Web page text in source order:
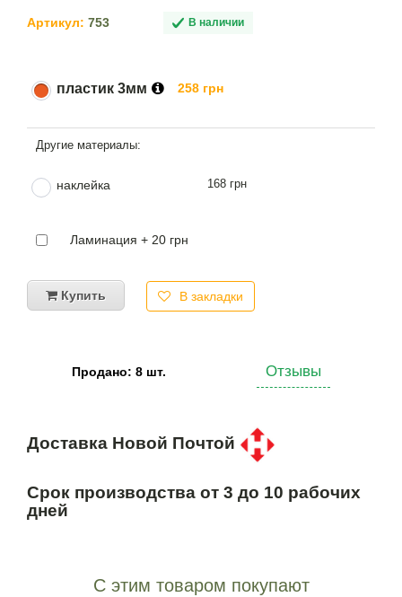
Артикул: 753 В наличии
пластик 3мм 258 грн
наклейка 168 грн
Ламинация + 20 грн
Купить В закладки
Продано: 8 шт. Отзывы
Доставка Новой Почтой
Срок производства от 3 до 10 рабочих
дней
С этим товаром покупают